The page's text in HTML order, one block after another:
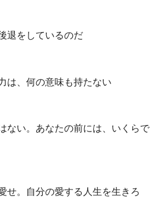
退をしているのだ
は、何の意味も持たない
ない。あなたの前には、いくらで
せ。自分の愛する人生を生きろ